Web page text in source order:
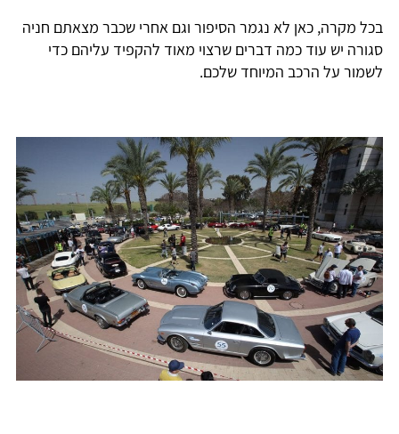
בכל מקרה, כאן לא נגמר הסיפור וגם אחרי שכבר מצאתם חניה
סגורה יש עוד כמה דברים שרצוי מאוד להקפיד עליהם כדי
לשמור על הרכב המיוחד שלכם.